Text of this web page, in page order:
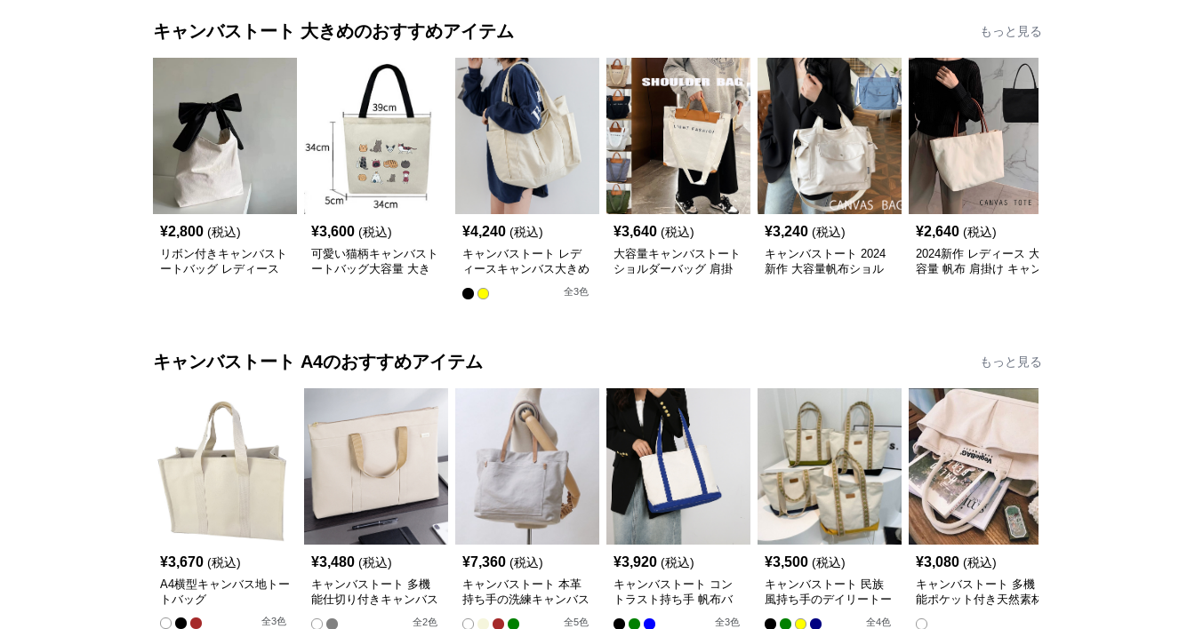
キャンバストート 大きめのおすすめアイテム もっと見る
¥2,800 (税込)
リボン付きキャンバスト
ートバッグ レディース
¥3,600 (税込)
可愛い猫柄キャンバスト
ートバッグ大容量 大き
¥4,240 (税込)
キャンバストート レデ
ィースキャンバス大きめ
全3色
¥3,640 (税込)
大容量キャンバストート
ショルダーバッグ 肩掛
¥3,240 (税込)
キャンバストート 2024
新作 大容量帆布ショル
¥2,640 (税込)
2024新作 レディース 大
容量 帆布 肩掛け キャン
キャンバストート A4のおすすめアイテム もっと見る
¥3,670 (税込)
A4横型キャンバス地トー
トバッグ
全3色
¥3,480 (税込)
キャンバストート 多機
能仕切り付きキャンバス
全2色
¥7,360 (税込)
キャンバストート 本革
持ち手の洗練キャンバス
全5色
¥3,920 (税込)
キャンバストート コン
トラスト持ち手 帆布バ
全3色
¥3,500 (税込)
キャンバストート 民族
風持ち手のデイリートー
全4色
¥3,080 (税込)
キャンバストート 多機
能ポケット付き天然素材